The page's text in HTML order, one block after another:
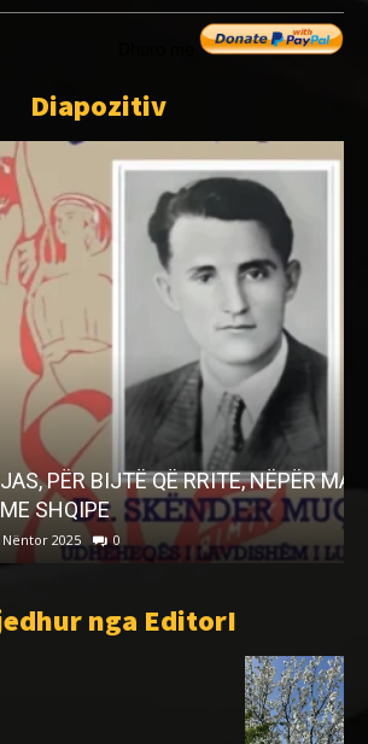
Diapozitiv
BIJTË QË RRITE, NËPËR MALE
0
nga EditorI